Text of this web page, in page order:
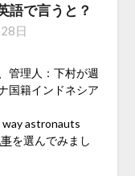
語で言うと？
日
管理人：下村が週
国籍インドネシア
way astronauts
を選んでみまし